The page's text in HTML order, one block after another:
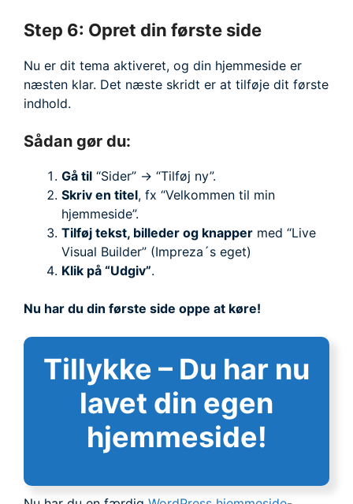
Step 6: Opret din første side
Nu er dit tema aktiveret, og din hjemmeside er
næsten klar. Det næste skridt er at tilføje dit første
indhold.
Sådan gør du:
Gå til “Sider” → “Tilføj ny”.
Skriv en titel, fx “Velkommen til min
hjemmeside”.
Tilføj tekst, billeder og knapper med “Live
Visual Builder” (Impreza´s eget)
Klik på “Udgiv”.
Nu har du din første side oppe at køre!
Tillykke – Du har nu
lavet din egen
hjemmeside!